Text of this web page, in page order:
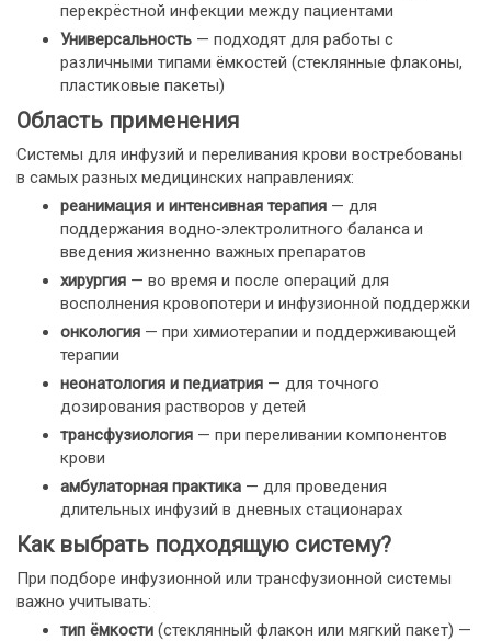
перекрёстной инфекции между пациентами
Универсальность — подходят для работы с
различными типами ёмкостей (стеклянные флаконы,
пластиковые пакеты)
Область применения
Системы для инфузий и переливания крови востребованы
в самых разных медицинских направлениях:
реанимация и интенсивная терапия — для
поддержания водно‑электролитного баланса и
введения жизненно важных препаратов
хирургия — во время и после операций для
восполнения кровопотери и инфузионной поддержки
онкология — при химиотерапии и поддерживающей
терапии
неонатология и педиатрия — для точного
дозирования растворов у детей
трансфузиология — при переливании компонентов
крови
амбулаторная практика — для проведения
длительных инфузий в дневных стационарах
Как выбрать подходящую систему?
При подборе инфузионной или трансфузионной системы
важно учитывать:
тип ёмкости (стеклянный флакон или мягкий пакет) —